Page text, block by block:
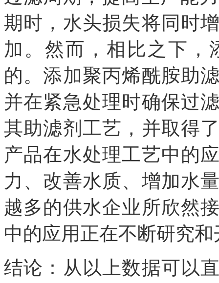
期时，水头损失将同时
加。然而，相比之下，
的。添加聚丙烯酰胺助
并在紧急处理时确保过
其助滤剂工艺，并取得
产品在水处理工艺中的
力、改善水质、增加水
越多的供水企业所欣然
中的应用正在不断研究
结论：从以上数据可以